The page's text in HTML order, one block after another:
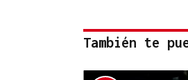
También te